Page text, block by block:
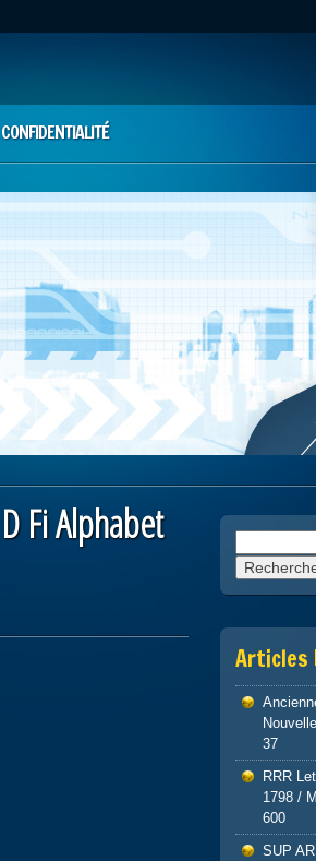
Fi Alphabet
Articles
37
RRR
1798 /
600
SUP